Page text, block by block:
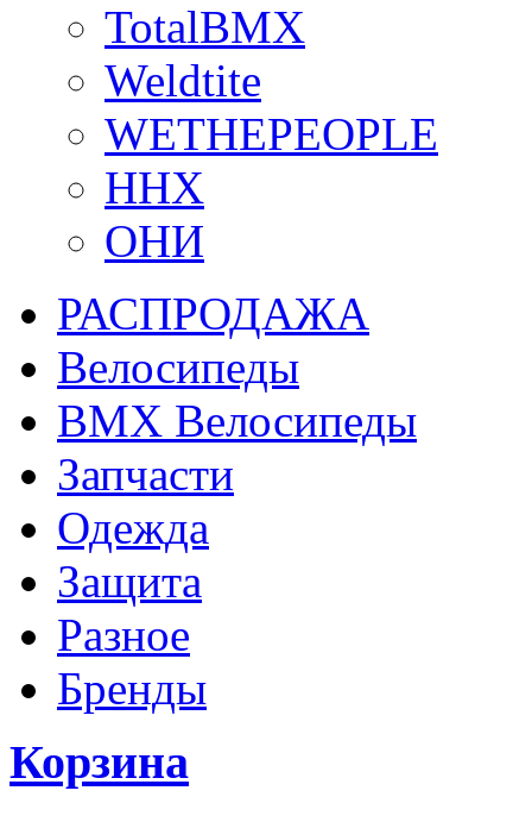
TotalBMX
Weldtite
WETHEPEOPLE
ННХ
ОНИ
РАСПРОДАЖА
Велосипеды
BMX Велосипеды
Запчасти
Одежда
Защита
Разное
Бренды
Корзина